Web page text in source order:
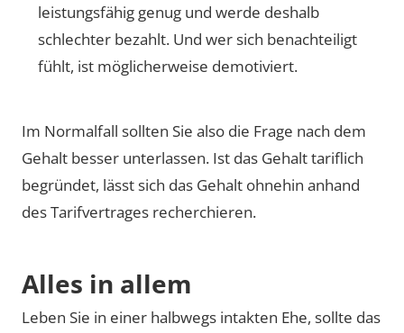
leistungsfähig genug und werde deshalb
schlechter bezahlt. Und wer sich benachteiligt
fühlt, ist möglicherweise demotiviert.
Im Normalfall sollten Sie also die Frage nach dem
Gehalt besser unterlassen. Ist das Gehalt tariflich
begründet, lässt sich das Gehalt ohnehin anhand
des Tarifvertrages recherchieren.
Alles in allem
Leben Sie in einer halbwegs intakten Ehe, sollte das